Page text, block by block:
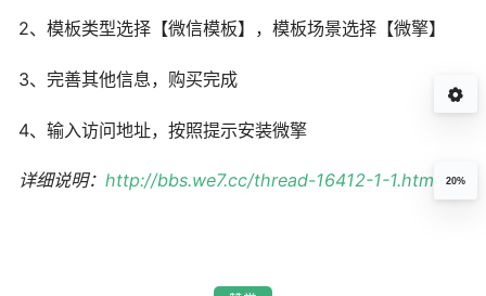
2、模板类型选择【微信模板】，模板场景选择【微擎】
3、完善其他信息，购买完成
4、输入访问地址，按照提示安装微擎
详细说明： http://bbs.we7.cc/thread-16412-1-1.html 20%